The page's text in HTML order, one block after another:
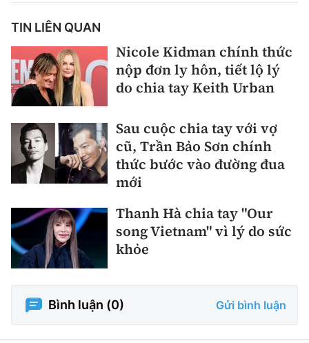
TIN LIÊN QUAN
Nicole Kidman chính thức
nộp đơn ly hôn, tiết lộ lý
do chia tay Keith Urban
Sau cuộc chia tay với vợ
cũ, Trần Bảo Sơn chính
thức bước vào đường đua
mới
Thanh Hà chia tay "Our
song Vietnam" vì lý do sức
khỏe
Bình luận (0) Gửi bình luận